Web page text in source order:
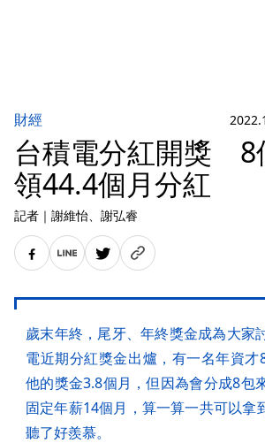
財經
台積電分紅開獎 8
領44.4個月分紅
記者 ｜ 謝維怡、謝弘睿
歲末年終，尾牙、年終獎金成為大家
電近期分紅獎金出爐，有一名年資才
他的獎金3.8個月，但因為會分成8包
固定年薪14個月，算一算一共可以拿
聽了好羨慕。